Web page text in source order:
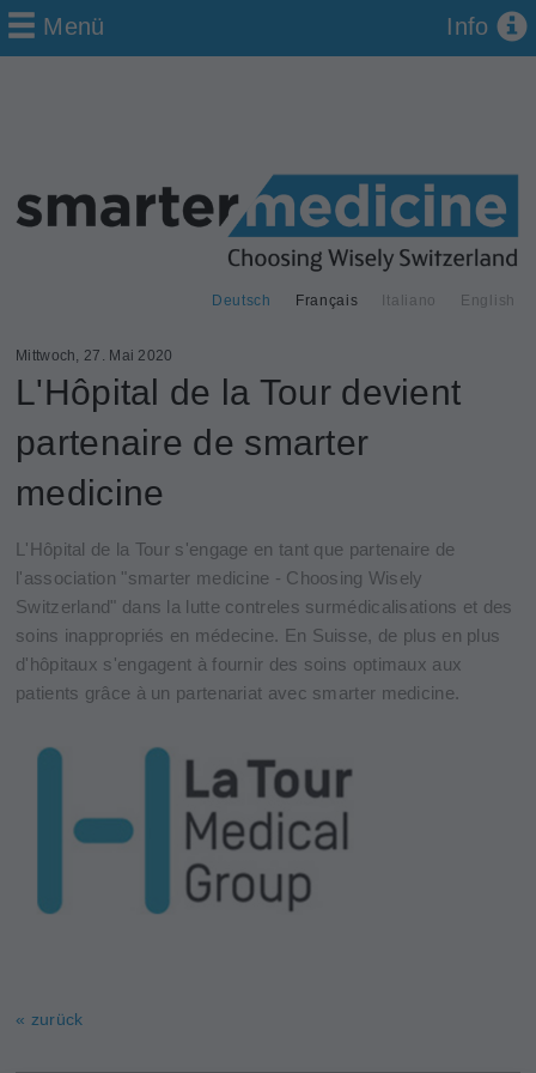
Deutsch Français Italiano English
Menü Info
Mittwoch, 27. Mai 2020
L'Hôpital de la Tour devient
partenaire de smarter
medicine
L'Hôpital de la Tour s'engage en tant que partenaire de
l'association "smarter medicine - Choosing Wisely
Switzerland" dans la lutte contreles surmédicalisations et des
soins inappropriés en médecine. En Suisse, de plus en plus
d'hôpitaux s'engagent à fournir des soins optimaux aux
patients grâce à un partenariat avec smarter medicine.
« zurück